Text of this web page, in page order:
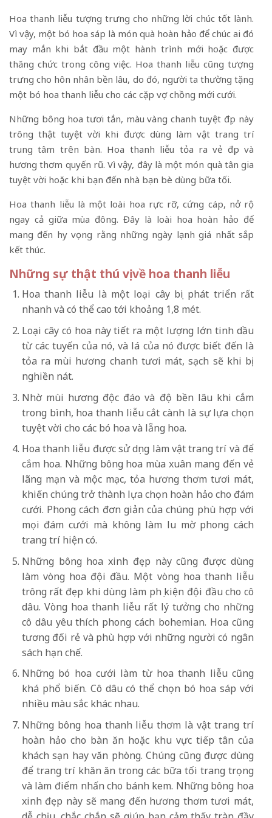
Hoa thanh liễu tượng trưng cho những lời chúc tốt lành.
Vì vậy, một bó hoa sáp là món quà hoàn hảo để chúc ai đó
may mắn khi bắt đầu một hành trình mới hoặc được
thăng chức trong công việc. Hoa thanh liễu cũng tượng
trưng cho hôn nhân bền lâu, do đó, người ta thường tặng
một bó hoa thanh liễu cho các cặp vợ chồng mới cưới.
Những bông hoa tươi tắn, màu vàng chanh tuyệt đẹp này
trông thật tuyệt vời khi được dùng làm vật trang trí
trung tâm trên bàn. Hoa thanh liễu tỏa ra vẻ đẹp và
hương thơm quyến rũ. Vì vậy, đây là một món quà tân gia
tuyệt vời hoặc khi bạn đến nhà bạn bè dùng bữa tối.
Hoa thanh liễu là một loài hoa rực rỡ, cứng cáp, nở rộ
ngay cả giữa mùa đông. Đây là loài hoa hoàn hảo để
mang đến hy vọng rằng những ngày lạnh giá nhất sắp
kết thúc.
Những sự thật thú vị về hoa thanh liễu
Hoa thanh liễu là một loại cây bụi phát triển rất
nhanh và có thể cao tới khoảng 1,8 mét.
Loại cây có hoa này tiết ra một lượng lớn tinh dầu
từ các tuyến của nó, và lá của nó được biết đến là
tỏa ra mùi hương chanh tươi mát, sạch sẽ khi bị
nghiền nát.
Nhờ mùi hương độc đáo và độ bền lâu khi cắm
trong bình, hoa thanh liễu cắt cành là sự lựa chọn
tuyệt vời cho các bó hoa và lẵng hoa.
Hoa thanh liễu được sử dụng làm vật trang trí và để
cắm hoa. Những bông hoa mùa xuân mang đến vẻ
lãng mạn và mộc mạc, tỏa hương thơm tươi mát,
khiến chúng trở thành lựa chọn hoàn hảo cho đám
cưới. Phong cách đơn giản của chúng phù hợp với
mọi đám cưới mà không làm lu mờ phong cách
trang trí hiện có.
Những bông hoa xinh đẹp này cũng được dùng
làm vòng hoa đội đầu. Một vòng hoa thanh liễu
trông rất đẹp khi dùng làm phụ kiện đội đầu cho cô
dâu. Vòng hoa thanh liễu rất lý tưởng cho những
cô dâu yêu thích phong cách bohemian. Hoa cũng
tương đối rẻ và phù hợp với những người có ngân
sách hạn chế.
Những bó hoa cưới làm từ hoa thanh liễu cũng
khá phổ biến. Cô dâu có thể chọn bó hoa sáp với
nhiều màu sắc khác nhau.
Những bông hoa thanh liễu thơm là vật trang trí
hoàn hảo cho bàn ăn hoặc khu vực tiếp tân của
khách sạn hay văn phòng. Chúng cũng được dùng
để trang trí khăn ăn trong các bữa tối trang trọng
và làm điểm nhấn cho bánh kem. Những bông hoa
xinh đẹp này sẽ mang đến hương thơm tươi mát,